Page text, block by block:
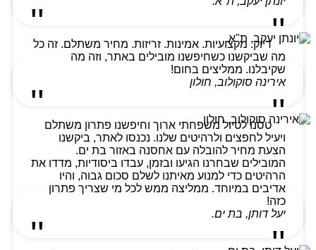
דיוק. מקצועיות. אמינות. זריזות. מחיר משתלם. זה כל
מה שביקשנו כשחיפשנו מובילים באתר, וזה מה
שקיבלנו. ממליצים בחום!
אירינה סוקולוב, חולון
טסנו לטיול משפחתי ארוך וחיפשנו פתרון משתלם
ויעיל לחפצים ולרהיטים שלנו. נכנסו לאתר, ביקשנו
הצעת מחיר להובלה עם אחסנה באזור בת ים.
המובילים שבחרנו הגיעו ובזמן, עבדו ביסודיות, מדדו את
הרהיטים כדי למנוע מאיתנו לשלם סכום גבוה, והיו
אדיבים במיוחד. ממליצה ממש לכל מי שצריך פתרון
כזה!
יעל דותן, בת ים.